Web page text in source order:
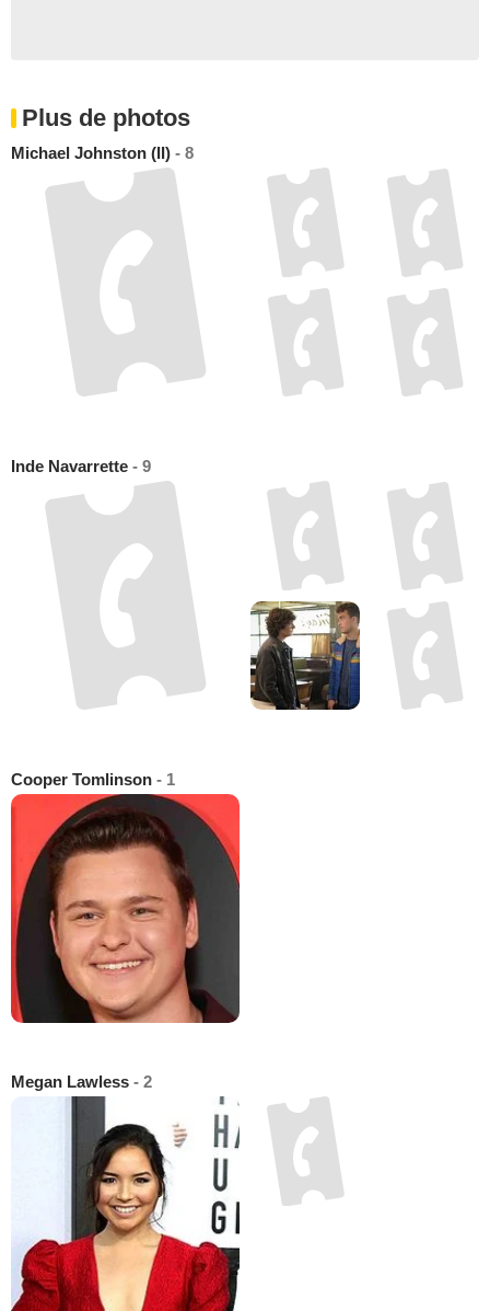
Plus de photos
Michael Johnston (II) - 8
Inde Navarrette - 9
Cooper Tomlinson - 1
Megan Lawless - 2